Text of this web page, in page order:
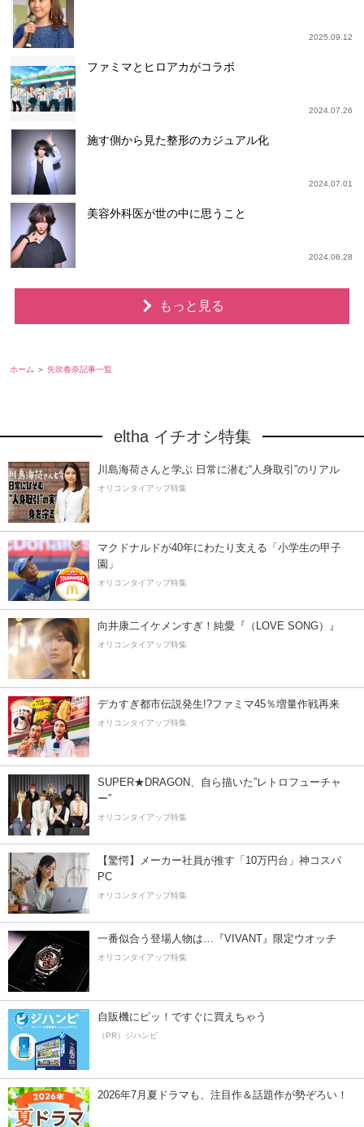
2025.09.12
ファミマとヒロアカがコラボ
2024.07.26
施す側から見た整形のカジュアル化
2024.07.01
美容外科医が世の中に思うこと
2024.06.28
もっと見る
ホーム 矢吹春奈記事一覧
eltha イチオシ特集
川島海荷さんと学ぶ 日常に潜む“人身取引”のリアル
オリコンタイアップ特集
マクドナルドが40年にわたり支える「小学生の甲子
園」
オリコンタイアップ特集
向井康二イケメンすぎ！純愛『（LOVE SONG）』
オリコンタイアップ特集
デカすぎ都市伝説発生!?ファミマ45％増量作戦再来
オリコンタイアップ特集
SUPER★DRAGON、自ら描いた”レトロフューチャ
ー”
オリコンタイアップ特集
【驚愕】メーカー社員が推す「10万円台」神コスパ
PC
オリコンタイアップ特集
一番似合う登場人物は…『VIVANT』限定ウオッチ
オリコンタイアップ特集
自販機にピッ！ですぐに買えちゃう
（PR）ジハンピ
2026年7月夏ドラマも、注目作＆話題作が勢ぞろい！